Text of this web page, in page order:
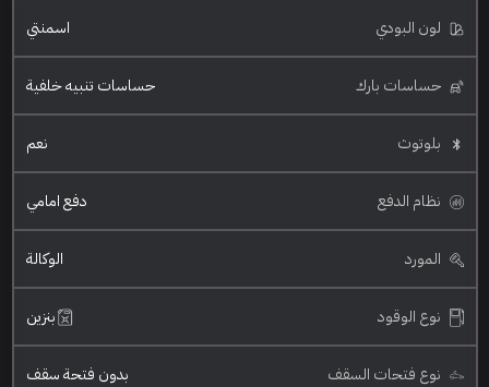
لون البودي اسمنتي
حساسات بارك حساسات تنبيه خلفية
بلوتوث نعم
نظام الدفع دفع امامي
المورد الوكالة
نوع الوقود بنزين
نوع فتحات السقف بدون فتحة سقف